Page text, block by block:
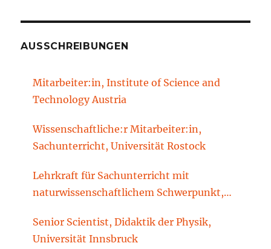
AUSSCHREIBUNGEN
Mitarbeiter:in, Institute of Science and
Technology Austria
Wissenschaftliche:r Mitarbeiter:in,
Sachunterricht, Universität Rostock
Lehrkraft für Sachunterricht mit
naturwissenschaftlichem Schwerpunkt,
Technische Universität Cottbus-Senftenberg
Senior Scientist, Didaktik der Physik,
Universität Innsbruck